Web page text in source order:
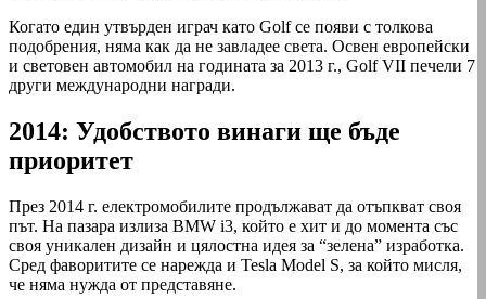
Когато един утвърден играч като Golf се появи с толкова
подобрения, няма как да не завладее света. Освен европейски
и световен автомобил на годината за 2013 г., Golf VII печели 7
други международни награди.
2014: Удобството винаги ще бъде
приоритет
През 2014 г. електромобилите продължават да отъпкват своя
път. На пазара излиза BMW i3, който е хит и до момента със
своя уникален дизайн и цялостна идея за “зелена” изработка.
Сред фаворитите се нарежда и Tesla Model S, за който мисля,
че няма нужда от представяне.